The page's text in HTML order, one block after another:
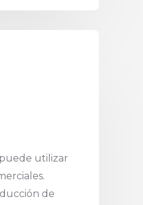
utilizar
de